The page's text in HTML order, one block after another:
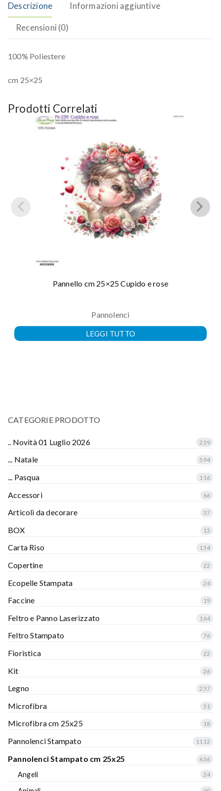
Descrizione Informazioni aggiuntive
Recensioni (0)
100% Poliestere
cm 25×25
Prodotti Correlati
Pannello cm 25×25 Cupido e rose
Pannolenci
LEGGI TUTTO
CATEGORIE PRODOTTO
.. Novità 01 Luglio 2026 229
... Natale 594
... Pasqua 116
Accessori 66
Articoli da decorare 37
BOX 13
Carta Riso 154
Copertine 22
Ecopelle Stampata 24
Faccine 19
Feltro e Panno Laserizzato 164
Feltro Stampato 76
Fioristica 22
Kit 26
Legno 257
Microfibra 51
Microfibra cm 25x25 18
Pannolenci Stampato 1112
Pannolenci Stampato cm 25x25 636
Angeli 24